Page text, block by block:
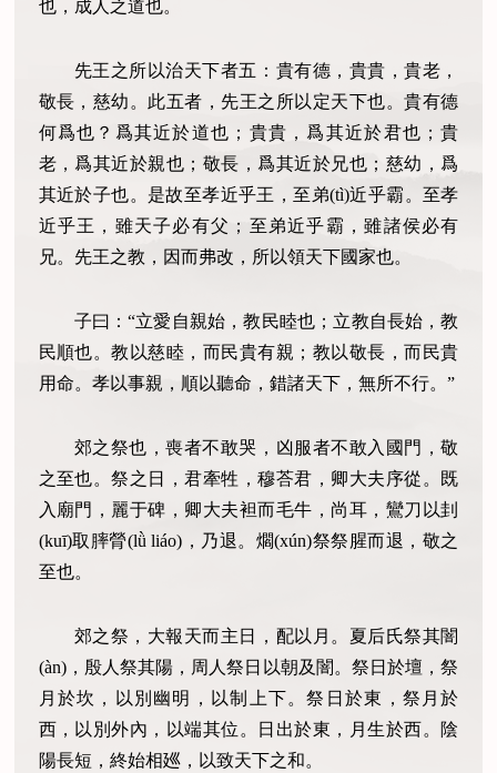
也，成人之道也。
先王之所以治天下者五：貴有德，貴貴，貴老，
敬長，慈幼。此五者，先王之所以定天下也。貴有德
何爲也？爲其近於道也；貴貴，爲其近於君也；貴
老，爲其近於親也；敬長，爲其近於兄也；慈幼，爲
其近於子也。是故至孝近乎王，至弟(tì)近乎霸。至孝
近乎王，雖天子必有父；至弟近乎霸，雖諸侯必有
兄。先王之教，因而弗改，所以領天下國家也。
子曰：“立愛自親始，教民睦也；立教自長始，教
民順也。教以慈睦，而民貴有親；教以敬長，而民貴
用命。孝以事親，順以聽命，錯諸天下，無所不行。”
郊之祭也，喪者不敢哭，凶服者不敢入國門，敬
之至也。祭之日，君牽牲，穆荅君，卿大夫序從。既
入廟門，麗于碑，卿大夫袒而毛牛，尚耳，鸞刀以刲
(kuī)取膟膋(lǜ liáo)，乃退。爓(xún)祭祭腥而退，敬之
至也。
郊之祭，大報天而主日，配以月。夏后氏祭其闇
(àn)，殷人祭其陽，周人祭日以朝及闇。祭日於壇，祭
月於坎，以別幽明，以制上下。祭日於東，祭月於
西，以別外內，以端其位。日出於東，月生於西。陰
陽長短，終始相廵，以致天下之和。